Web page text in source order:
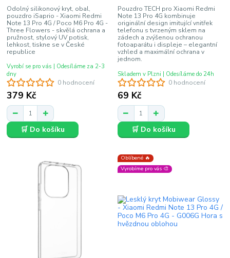
0 hodnocení
Odolný silikonový kryt, obal,
pouzdro iSaprio - Xiaomi Redmi
Note 13 Pro 4G / Poco M6 Pro 4G -
Three Flowers - skvělá ochrana a
pružnost, stylový UV potisk,
lehkost, tiskne se v České
republice
379 Kč
Vyrobí se pro vás | Odesíláme za 2-3
dny
🛒 Do košíku
0 hodnocení
Pouzdro TECH pro Xiaomi Redmi
Note 13 Pro 4G kombinuje
originální design imitující vnitřek
telefonu s tvrzeným sklem na
zádech a zvýšenou ochranou
fotoaparátu i displeje – elegantní
vzhled a maximální ochrana v
jednom.
69 Kč
Skladem v Plzni | Odesíláme do 24h
🛒 Do košíku
Oblíbené 🔥
Vyrobíme pro vás 🎨